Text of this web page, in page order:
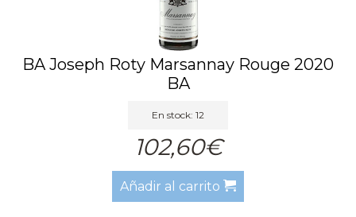
BA Joseph Roty Marsannay Rouge 2020
BA
En stock: 12
102,60€
Añadir al carrito